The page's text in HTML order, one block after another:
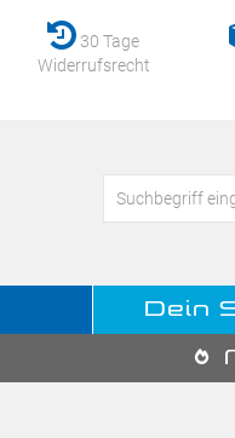
30 Tage
Widerrufsrecht
Dein